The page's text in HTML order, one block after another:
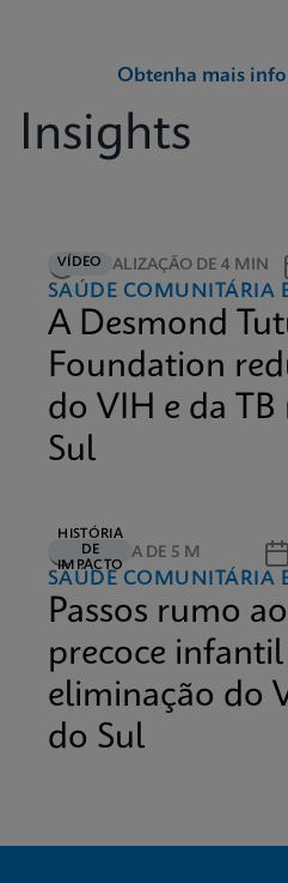
Insights
Obtenha mais
VÍDEOVISUALIZAÇÃO DE 4 MIN
SAÚDE COMUNITÁRIA
A Desmond
Foundation
do VIH e da
Sul
HISTÓRIA
DE
IMPACTO
LEITURA DE 5 M
SAÚDE COMUNITÁRIA
Passos rumo
precoce infantil
eliminação do
do Sul